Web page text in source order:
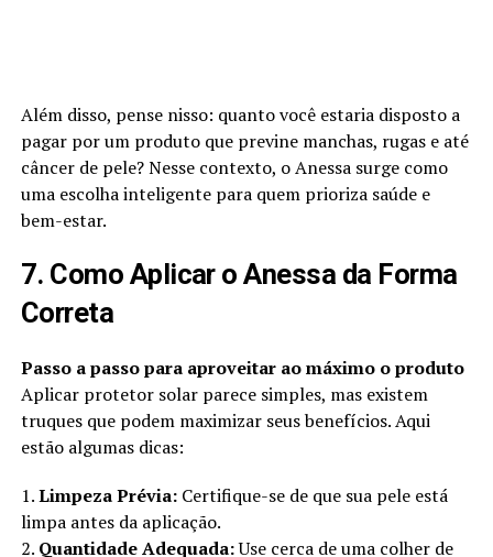
Além disso, pense nisso: quanto você estaria disposto a
pagar por um produto que previne manchas, rugas e até
câncer de pele? Nesse contexto, o Anessa surge como
uma escolha inteligente para quem prioriza saúde e
bem-estar.
7. Como Aplicar o Anessa da Forma
Correta
Passo a passo para aproveitar ao máximo o produto
Aplicar protetor solar parece simples, mas existem
truques que podem maximizar seus benefícios. Aqui
estão algumas dicas:
1.Limpeza Prévia:Certifique-se de que sua pele está
limpa antes da aplicação.
2. Quantidade Adequada:Use cerca de uma colher de